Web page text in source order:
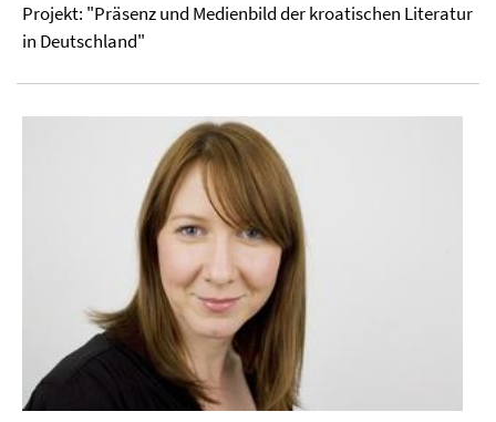
Projekt: "Präsenz und Medienbild der kroatischen Literatur
in Deutschland"